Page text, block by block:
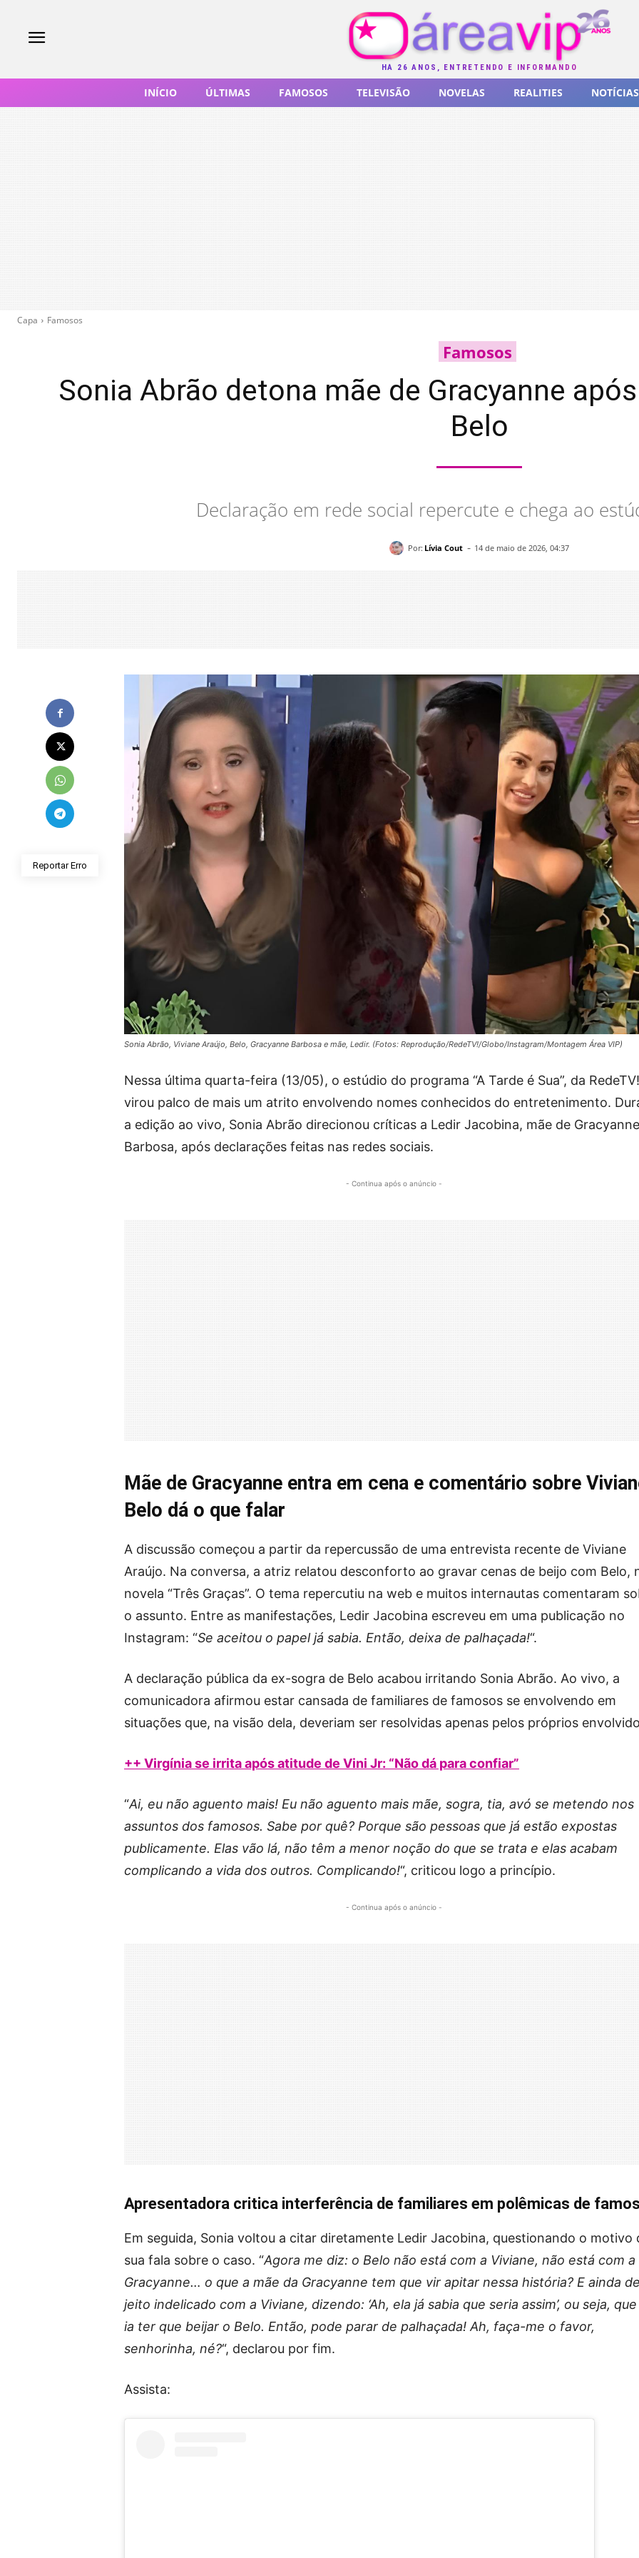
HÁ 26 ANOS, ENTRETENDO E INFORMANDO
INÍCIO ÚLTIMAS FAMOSOS TELEVISÃO NOVELAS REALITIES NOTÍCIAS
Capa Famosos
Famosos
Sonia Abrão detona mãe de Gracyanne
Belo
Declaração em rede social repercute e chega ao
Por: Lívia Cout - 14 de maio de 2026, 04:37
Reportar Erro
Sonia Abrão, Viviane Araújo, Belo, Gracyanne Barbosa e mãe, Ledir. (Fotos: Reprodução/RedeTV!/Globo/Instagram/Montagem Área VIP)
Nessa última quarta-feira (13/05), o estúdio do programa “A Tarde é Sua”, da
virou palco de mais um atrito envolvendo nomes conhecidos do entretenimento.
a edição ao vivo, Sonia Abrão direcionou críticas a Ledir Jacobina, mãe de Gracyanne
Barbosa, após declarações feitas nas redes sociais.
- Continua após o anúncio -
Mãe de Gracyanne entra em cena e comentário sobre
Belo dá o que falar
A discussão começou a partir da repercussão de uma entrevista recente de Viviane
Araújo. Na conversa, a atriz relatou desconforto ao gravar cenas de beijo com Belo,
novela “Três Graças”. O tema repercutiu na web e muitos internautas comentaram
o assunto. Entre as manifestações, Ledir Jacobina escreveu em uma publicação no
Instagram: “Se aceitou o papel já sabia. Então, deixa de palhaçada!“.
A declaração pública da ex-sogra de Belo acabou irritando Sonia Abrão. Ao vivo, a
comunicadora afirmou estar cansada de familiares de famosos se envolvendo em
situações que, na visão dela, deveriam ser resolvidas apenas pelos próprios
++ Virgínia se irrita após atitude de Vini Jr: “Não dá para confiar”
“Ai, eu não aguento mais! Eu não aguento mais mãe, sogra, tia, avó se metendo nos
assuntos dos famosos. Sabe por quê? Porque são pessoas que já estão expostas
publicamente. Elas vão lá, não têm a menor noção do que se trata e elas acabam
complicando a vida dos outros. Complicando!“, criticou logo a princípio.
- Continua após o anúncio -
Apresentadora critica interferência de familiares em polêmicas de
Em seguida, Sonia voltou a citar diretamente Ledir Jacobina, questionando o motivo
sua fala sobre o caso. “Agora me diz: o Belo não está com a Viviane, não está com a
Gracyanne… o que a mãe da Gracyanne tem que vir apitar nessa história? E ainda
jeito indelicado com a Viviane, dizendo: ‘Ah, ela já sabia que seria assim’, ou seja,
ia ter que beijar o Belo. Então, pode parar de palhaçada! Ah, faça-me o favor,
senhorinha, né?“, declarou por fim.
Assista: